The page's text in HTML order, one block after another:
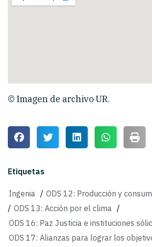
© Imagen de archivo UR.
Etiquetas
Ingenia / ODS 12: Producción y
/ ODS 13: Acción por el clima /
ODS 16: Paz Justicia e instituciones
ODS 17: Alianzas para lograr los